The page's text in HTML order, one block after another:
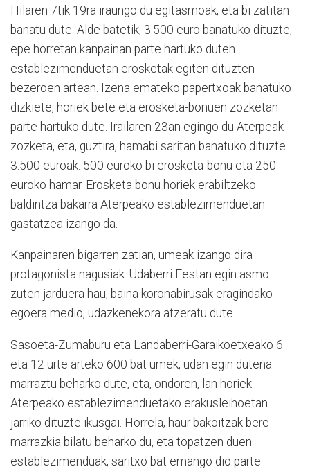
Hilaren 7tik 19ra iraungo du egitasmoak, eta bi zatitan
banatu dute. Alde batetik, 3.500 euro banatuko dituzte,
epe horretan kanpainan parte hartuko duten
establezimenduetan erosketak egiten dituzten
bezeroen artean. Izena emateko papertxoak banatuko
dizkiete, horiek bete eta erosketa-bonuen zozketan
parte hartuko dute. Irailaren 23an egingo du Aterpeak
zozketa, eta, guztira, hamabi saritan banatuko dituzte
3.500 euroak: 500 euroko bi erosketa-bonu eta 250
euroko hamar. Erosketa bonu horiek erabiltzeko
baldintza bakarra Aterpeako establezimenduetan
gastatzea izango da.
Kanpainaren bigarren zatian, umeak izango dira
protagonista nagusiak. Udaberri Festan egin asmo
zuten jarduera hau, baina koronabirusak eragindako
egoera medio, udazkenekora atzeratu dute.
Sasoeta-Zumaburu eta Landaberri-Garaikoetxeako 6
eta 12 urte arteko 600 bat umek, udan egin dutena
marraztu beharko dute, eta, ondoren, lan horiek
Aterpeako establezimenduetako erakusleihoetan
jarriko dituzte ikusgai. Horrela, haur bakoitzak bere
marrazkia bilatu beharko du, eta topatzen duen
establezimenduak, saritxo bat emango dio parte